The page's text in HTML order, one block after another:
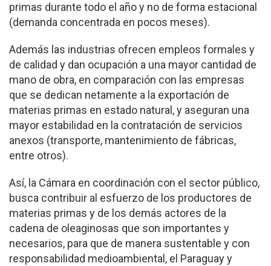
primas durante todo el año y no de forma estacional
(demanda concentrada en pocos meses).
Además las industrias ofrecen empleos formales y
de calidad y dan ocupación a una mayor cantidad de
mano de obra, en comparación con las empresas
que se dedican netamente a la exportación de
materias primas en estado natural, y aseguran una
mayor estabilidad en la contratación de servicios
anexos (transporte, mantenimiento de fábricas,
entre otros).
Así, la Cámara en coordinación con el sector público,
busca contribuir al esfuerzo de los productores de
materias primas y de los demás actores de la
cadena de oleaginosas que son importantes y
necesarios, para que de manera sustentable y con
responsabilidad medioambiental, el Paraguay y